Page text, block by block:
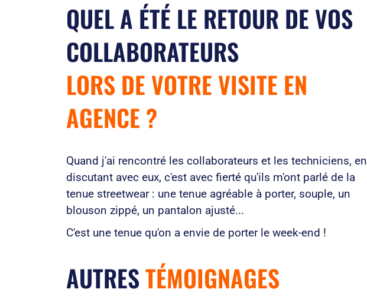
QUEL A ÉTÉ LE RETOUR DE VOS
COLLABORATEURS
LORS DE VOTRE VISITE EN
AGENCE ?
Quand j'ai rencontré les collaborateurs et les techniciens, en
discutant avec eux, c'est avec fierté qu'ils m'ont parlé de la
tenue streetwear : une tenue agréable à porter, souple, un
blouson zippé, un pantalon ajusté...
C'est une tenue qu'on a envie de porter le week-end !
AUTRESTÉMOIGNAGES